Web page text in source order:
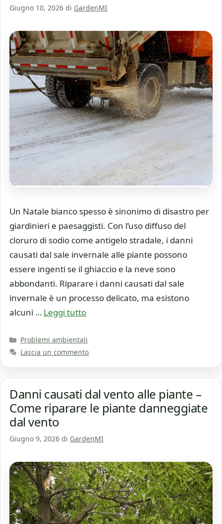
Giugno 10, 2026 di GardenMI
Un Natale bianco spesso è sinonimo di disastro per
giardinieri e paesaggisti. Con l’uso diffuso del
cloruro di sodio come antigelo stradale, i danni
causati dal sale invernale alle piante possono
essere ingenti se il ghiaccio e la neve sono
abbondanti. Riparare i danni causati dal sale
invernale è un processo delicato, ma esistono
alcuni … Leggi tutto
Categorie
Problemi ambientali
Lascia un commento
Danni causati dal vento alle piante –
Come riparare le piante danneggiate
dal vento
Giugno 9, 2026 di GardenMI